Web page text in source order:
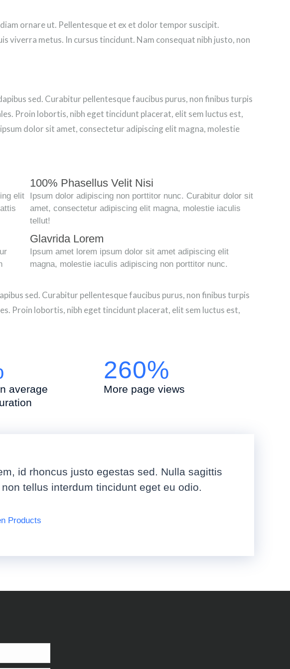
ornare ut. Pellentesque et ex et dolor tempor suscipit.
viverra metus. In cursus tincidunt. Nam consequat nibh justo, non
sed. Curabitur pellentesque faucibus purus, non finibus turpis
Proin lobortis, nibh eget tincidunt placerat, elit sem luctus est,
dolor sit amet, consectetur adipiscing elit magna, molestie
elit
100% Phasellus Velit Nisi
Ipsum dolor adipiscing non porttitor nunc. Curabitur dolor sit
amet, consectetur adipiscing elit magna, molestie iaculis
tellut!
Glavrida Lorem
Ipsum amet lorem ipsum dolor sit amet adipiscing elit
magna, molestie iaculis adipiscing non porttitor nunc.
sed. Curabitur pellentesque faucibus purus, non finibus turpis
Proin lobortis, nibh eget tincidunt placerat, elit sem luctus est,
average
260%
More page views
id rhoncus justo egestas sed. Nulla sagittis
tellus interdum tincidunt eget eu odio.
Products